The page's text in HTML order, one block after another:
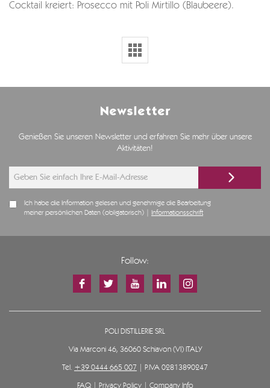
Cocktail kreiert: Prosecco mit Poli Mirtillo (Blaubeere).
Newsletter
Genießen Sie unseren Newsletter und erfahren Sie mehr über unsere
Aktivitäten!
Ich habe die Information gelesen und genehmige die Bearbeitung
meiner persönlichen Daten (obligatorisch) | Informationsschrift
Follow:
POLI DISTILLERIE SRL
Via Marconi 46, 36060 Schiavon (VI) ITALY
Tel. +39 0444 665 007 | P.IVA 02813890247
FAQ| Privacy Policy| Company Info